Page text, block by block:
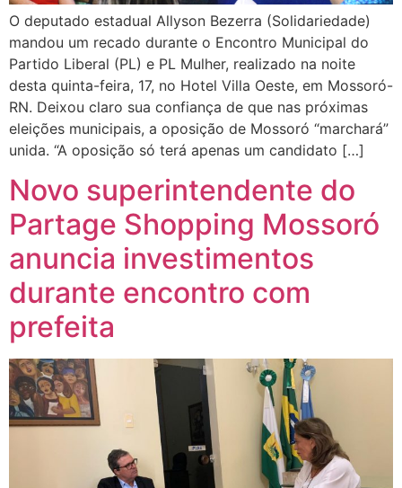
O deputado estadual Allyson Bezerra (Solidariedade)
mandou um recado durante o Encontro Municipal do
Partido Liberal (PL) e PL Mulher, realizado na noite
desta quinta-feira, 17, no Hotel Villa Oeste, em Mossoró-
RN. Deixou claro sua confiança de que nas próximas
eleições municipais, a oposição de Mossoró “marchará”
unida. “A oposição só terá apenas um candidato […]
Novo superintendente do
Partage Shopping Mossoró
anuncia investimentos
durante encontro com
prefeita